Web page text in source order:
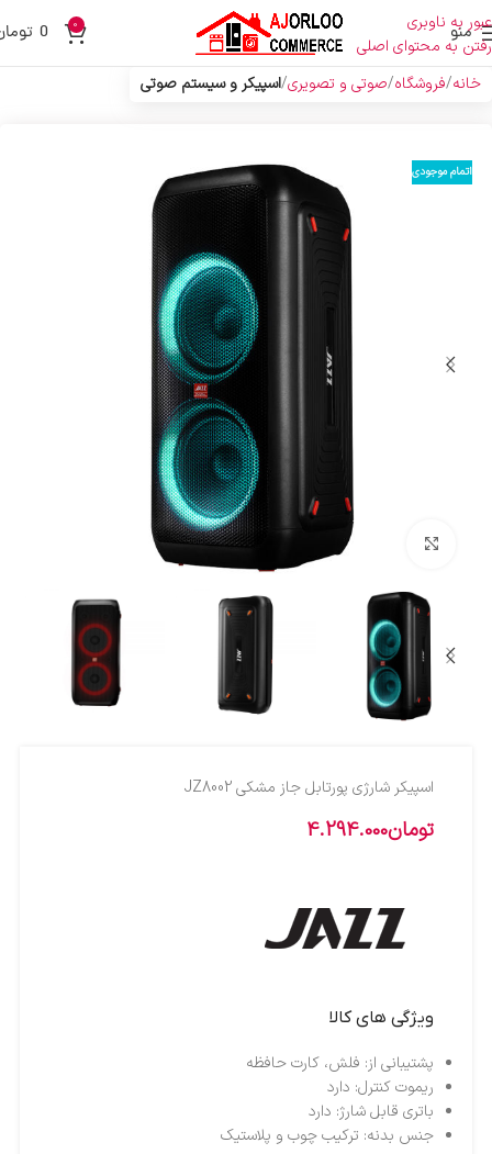
عبور به ناوبری
رفتن به محتوای اصلی
منو 0
0
خانه فروشگاه صوتی و تصویری اسپیکر و سیستم صوتی
اتمام موجودی
بزرگنمایی تصویر
اسپيکر شارژي پورتابل جاز مشکي JZ8002
تومان4.294.000
ویژگی های کالا
پشتیبانی از: فلش، کارت حافظه
ریموت کنترل: دارد
باتری قابل شارژ: دارد
جنس بدنه: ترکیب چوب و پلاستیک